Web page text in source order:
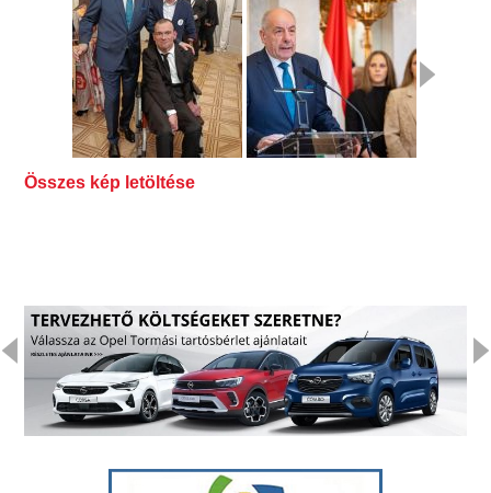
Összes kép letöltése